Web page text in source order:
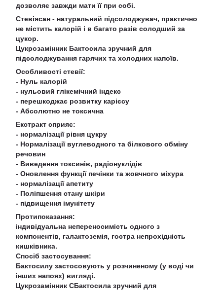
дозволяє завжди мати її при собі.
Стевіясан - натуральний підсолоджувач, практично
не містить калорій і в багато разів солодший за
цукор.
Цукрозамінник Бактосила зручний для
підсолоджування гарячих та холодних напоїв.
Особливості стевії:
- Нуль калорій
- нульовий глікемічний індекс
- перешкоджає розвитку карієсу
- Абсолютно не токсична
Екстракт сприяє:
- нормалізації рівня цукру
- Нормалізації вуглеводного та білкового обміну
речовин
- Виведення токсинів, радіонуклідів
- Оновлення функції печінки та жовчного міхура
- нормалізації апетиту
- Поліпшення стану шкіри
- підвищення імунітету
Протипоказання:
індивідуальна непереносимість одного з
компонентів, галактоземія, гостра непрохідність
кишківника.
Спосіб застосування:
Бактосилу застосовують у розчиненому (у воді чи
інших напоях) вигляді.
Цукрозамінник СБактосила зручний для